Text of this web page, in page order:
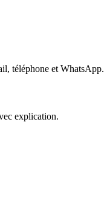
téléphone et WhatsApp.
explication.